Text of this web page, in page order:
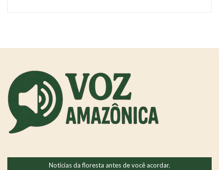
Notícias da floresta antes de você acordar.